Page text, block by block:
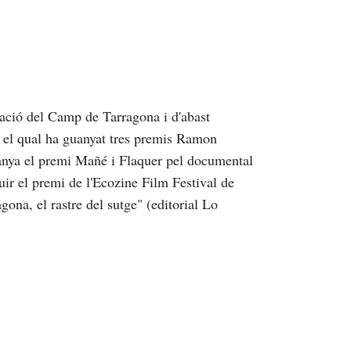
del Camp de Tarragona i d'abast
qual ha guanyat tres premis Ramon
el premi Mañé i Flaquer pel documental
el premi de l'Ecozine Film Festival de
el rastre del sutge" (editorial Lo